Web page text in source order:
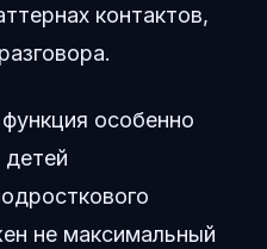
контактов,
особенно
детей
не максимальный